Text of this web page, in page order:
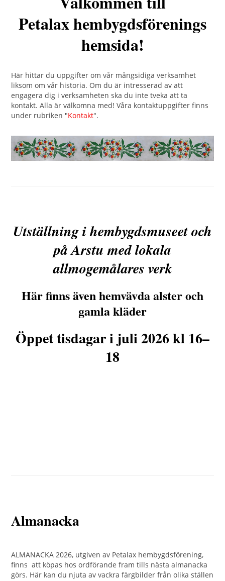
Petalax hembygdsförenings
hemsida!
Här hittar du uppgifter om vår mångsidiga verksamhet
liksom om vår historia. Om du är intresserad av att
engagera dig i verksamheten ska du inte tveka att ta
kontakt. Alla är välkomna med! Våra kontaktuppgifter finns
under rubriken "Kontakt".
Utställning i hembygdsmuseet och
på Arstu med lokala
allmogemålares verk
Här finns även hemvävda alster och
gamla kläder
Öppet tisdagar i juli 2026 kl 16–
18
Almanacka
ALMANACKA 2026, utgiven av Petalax hembygdsförening,
finns att köpas hos ordförande fram tills nästa almanacka
görs. Här kan du njuta av vackra färgbilder från olika ställen